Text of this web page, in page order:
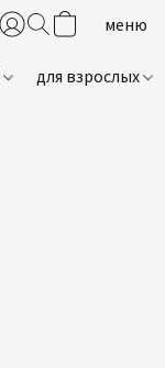
для взрослых